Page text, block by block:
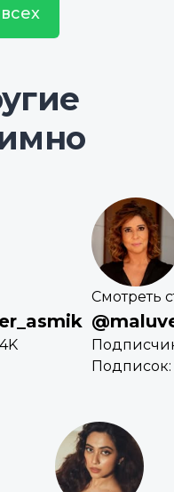
Смотреть
Подписок: